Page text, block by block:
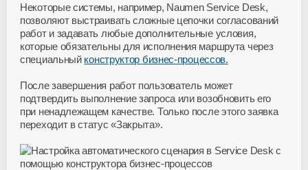
Некоторые системы, например, Naumen Service Desk,
позволяют выстраивать сложные цепочки согласований
работ и задавать любые дополнительные условия,
которые обязательны для исполнения маршрута через
специальный конструктор бизнес-процессов.
После завершения работ пользователь может
подтвердить выполнение запроса или возобновить его
при ненадлежащем качестве. Только после этого заявка
переходит в статус «Закрыта».